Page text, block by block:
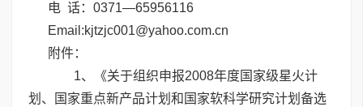
电 话：0371―65956116
Email:kjtzjc001@yahoo.com.cn
附件：
1、
《关于组织申报2008年度国家级星火计
划、国家重点新产品计划和国家软科学研究计划备选